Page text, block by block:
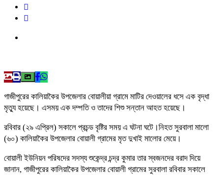
গাজীপুরের কালিয়াকৈর উপজেলার বোয়ালীয়া গ্রামে মাটির দেওয়ালের ধসে এক বৃদ্ধা
মৃত্যু হয়েছে। এসময় এক দম্পতি ও তাদের শিশু সন্তান আহত হয়েছে।
রবিবার (২৯ এপ্রিল) সকালে প্রচন্ড বৃষ্টির সময় এ ঘটনা ঘটে।নিহত সুরবালা মালো
(৬০) কালিয়াকৈর উপজেলার বোয়ালী গ্রামের মৃত দুখাই মালোর মেয়ে।
বোয়ালী ইউনিয়ন পরিষদের সদস্য শুকেন্দ্র চন্দ্র কুমার তার স্বজনদের বরাদ দিয়ে
জানান, গাজীপুরের কালিয়াকৈর উপজেলার বোয়ালী গ্রামের সুরবালা রবিবার সকালে